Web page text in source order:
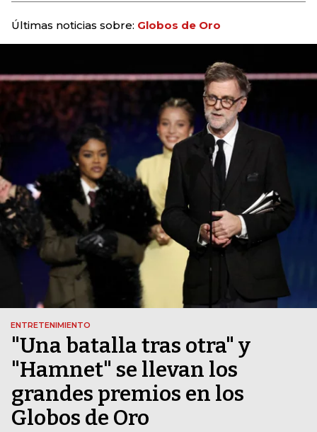
Últimas noticias sobre: Globos de Oro
ENTRETENIMIENTO
"Una batalla tras otra" y
"Hamnet" se llevan los
grandes premios en los
Globos de Oro